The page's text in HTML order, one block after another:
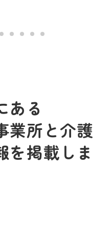
ある
業所と介護
を掲載しま